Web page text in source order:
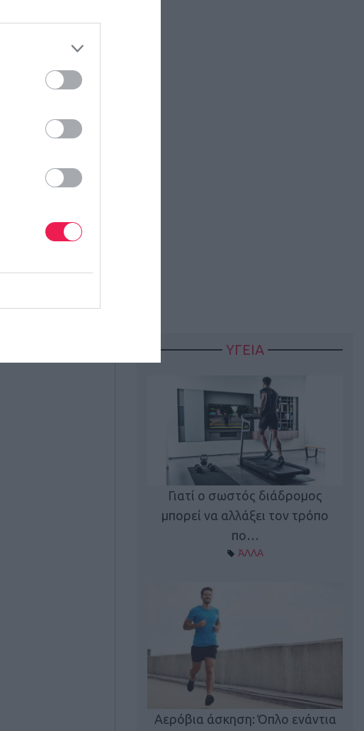
ΥΓΕΙΑ
Γιατί ο σωστός διάδρομος
μπορεί να αλλάξει τον τρόπο
πο…
ΆΛΛΑ
Αερόβια άσκηση: Όπλο ενάντια